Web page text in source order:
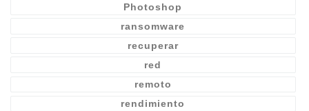
Photoshop
ransomware
recuperar
red
remoto
rendimiento